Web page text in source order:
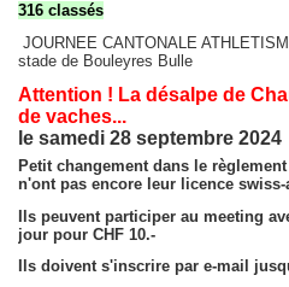
Hippisme
Marche
Archives
recherche
site map
messages récents
Ouverture
316 classés
JOURNEE CANTONALE
stade de Bouleyres Bulle
Attention ! La désalpe de
de vaches...
le samedi 28 septembre 2024
Petit changement dans le
n'ont pas encore leur licence swiss-
Ils peuvent participer au meeting
jour pour CHF 10.-
Ils doivent s'inscrire par e-mail